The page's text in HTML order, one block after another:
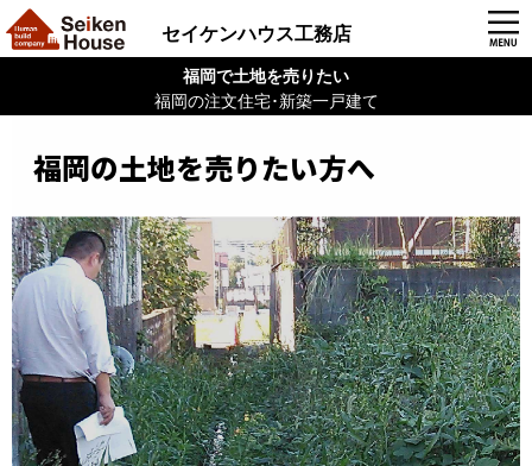
福岡で土地を売りたい
福岡の注文住宅･新築一戸建て
セイケンハウス工務店
福岡の土地を売りたい方へ